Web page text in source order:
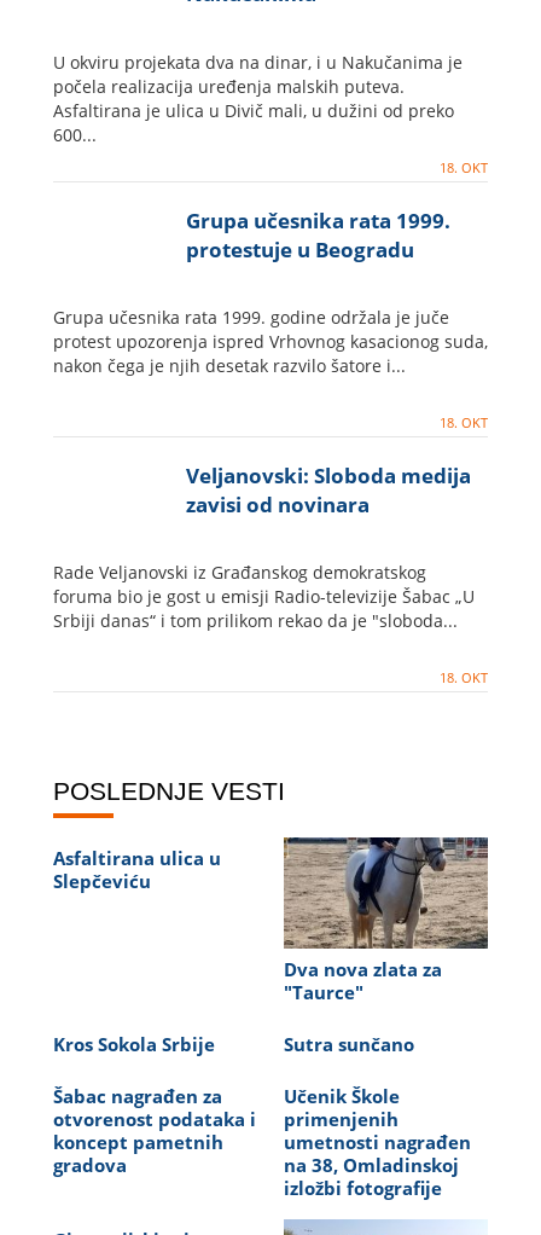
U okviru projekata dva na dinar, i u Nakučanima je
počela realizacija uređenja malskih puteva.
Asfaltirana je ulica u Divič mali, u dužini od preko
600...
18. OKT
Grupa učesnika rata 1999.
protestuje u Beogradu
Grupa učesnika rata 1999. godine održala je juče
protest upozorenja ispred Vrhovnog kasacionog suda,
nakon čega je njih desetak razvilo šatore i...
18. OKT
Veljanovski: Sloboda medija
zavisi od novinara
Rade Veljanovski iz Građanskog demokratskog
foruma bio je gost u emisji Radio-televizije Šabac „U
Srbiji danas“ i tom prilikom rekao da je "sloboda...
18. OKT
POSLEDNJE VESTI
Asfaltirana ulica u
Slepčeviću
Dva nova zlata za
"Taurce"
Kros Sokola Srbije Sutra sunčano
Šabac nagrađen za
otvorenost podataka i
koncept pametnih
gradova
Učenik Škole
primenjenih
umetnosti nagrađen
na 38, Omladinskoj
izložbi fotografije